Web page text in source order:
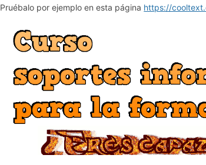
Pruébalo por ejemplo en esta página https://